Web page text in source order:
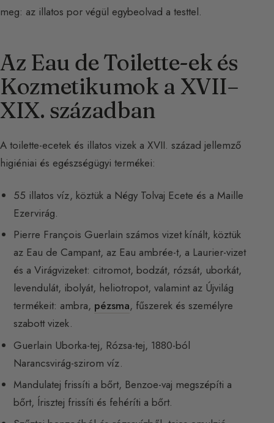
meg: az illatos por végül egybeolvad a testtel.
Az Eau de Toilette-ek és
Kozmetikumok a XVII–
XIX. században
A toilette-ecetek és illatos vizek a XVII. század jellemző
higiéniai és egészségügyi termékei:
55 illatos víz, köztük a Négy Tolvaj Ecete és a Maille
Ezervirág.
Pierre François Guerlain számos vizet kínált, köztük
az Eau de Campant, az Eau ambrée-t, a Laurier-vizet
és a Virágvizeket: citromot, bodzát, rózsát, uborkát,
levendulát, ibolyát, heliotropot, valamint az Újvilág
termékeit: ambra, pézsma, fűszerek és személyre
szabott vizek.
Guerlain Uborka-tej, Rózsa-tej, 1880-ból
Narancsvirág-szirom víz.
Mandulatej frissíti a bőrt, Benzoe-vaj megszépíti a
bőrt, Írisztej frissíti és fehéríti a bőrt.